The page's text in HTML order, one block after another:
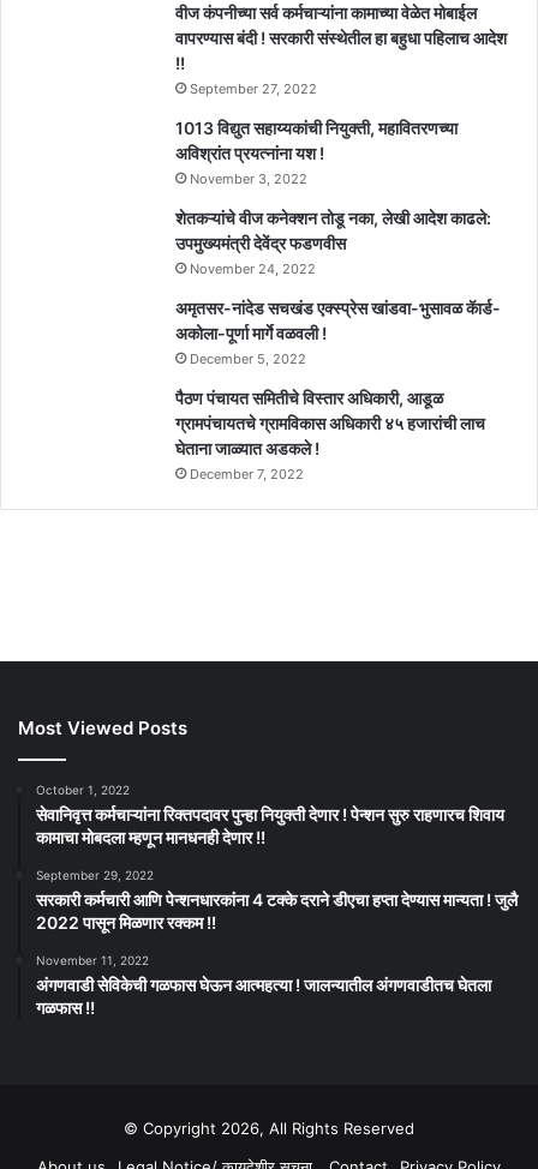
वीज कंपनीच्या सर्व कर्मचाऱ्यांना कामाच्या वेळेत मोबाईल
वापरण्यास बंदी ! सरकारी संस्थेतील हा बहुधा पहिलाच आदेश
!!
September 27, 2022
1013 विद्युत सहाय्यकांची नियुक्ती, महावितरणच्या
अविश्रांत प्रयत्नांना यश !
November 3, 2022
शेतकऱ्यांचे वीज कनेक्शन तोडू नका, लेखी आदेश काढले:
उपमुख्यमंत्री देवेंद्र फडणवीस
November 24, 2022
अमृतसर-नांदेड सचखंड एक्स्प्रेस खांडवा-भुसावळ कॅार्ड-
अकोला-पूर्णा मार्गे वळवली !
December 5, 2022
पैठण पंचायत समितीचे विस्तार अधिकारी, आडूळ
ग्रामपंचायतचे ग्रामविकास अधिकारी ४५ हजारांची लाच
घेताना जाळ्यात अडकले !
December 7, 2022
Most Viewed Posts
October 1, 2022
सेवानिवृत्त कर्मचाऱ्यांना रिक्तपदावर पुन्हा नियुक्ती देणार ! पेन्शन सुरु राहणारच शिवाय
कामाचा मोबदला म्हणून मानधनही देणार !!
September 29, 2022
सरकारी कर्मचारी आणि पेन्शनधारकांना 4 टक्के दराने डीएचा हप्ता देण्यास मान्यता ! जुलै
2022 पासून मिळणार रक्कम !!
November 11, 2022
अंगणवाडी सेविकेची गळफास घेऊन आत्महत्या ! जालन्यातील अंगणवाडीतच घेतला
गळफास !!
© Copyright 2026, All Rights Reserved